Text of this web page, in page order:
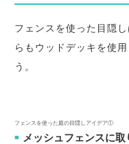
フェンスを使った目隠
らもウッドデッキを使
う。
フェンスを使った庭の目隠しアイデア①
■ メッシュフェンスに